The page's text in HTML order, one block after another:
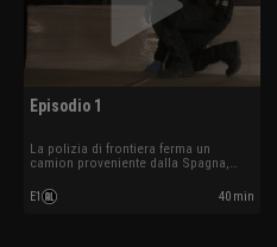
Episodio 1
La polizia di frontiera ferma un
camion proveniente dalla Spagna,
per il traffico di stupefacenti.
E1 40 min